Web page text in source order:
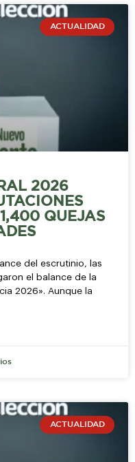
ACTUALIDAD
2026
QUEJAS
del escrutinio, las
el balance de la
2026». Aunque la
ACTUALIDAD